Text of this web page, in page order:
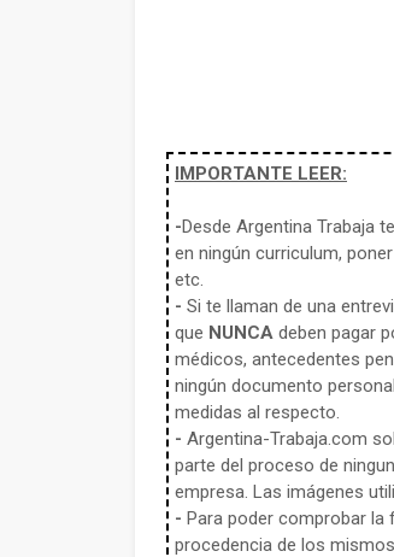
IMPORTANTE LEER:
-Desde Argentina Trabaja
en ningún curriculum,
etc.
- Si te llaman de una
que NUNCA deben pagar
médicos, antecedentes
ningún documento
medidas al respecto.
- Argentina-Trabaja.com
parte del proceso de
empresa. Las imágenes
- Para poder comprobar la
procedencia de los